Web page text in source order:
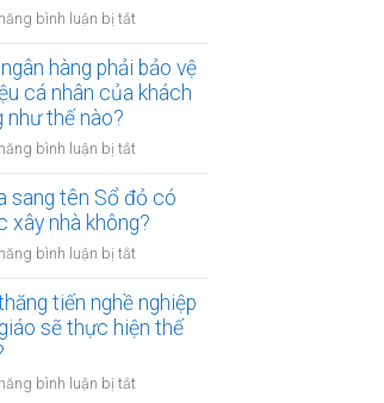
bao
nhiêu?
đất
có
bắt
tại
UBND
cấp
bình luận bị tắt
định
thu
có
lực
bao
hàng phải bảo vệ
cá nhân của khách
như thế nào?
bình luận bị tắt
ngân
hàng
phải
bảo
dữ
liệu
sang tên Sổ đỏ có
xây nhà không?
bình luận bị tắt
sang
tên
Sổ
có
tiến nghề nghiệp
sẽ thực hiện thế
bình luận bị tắt